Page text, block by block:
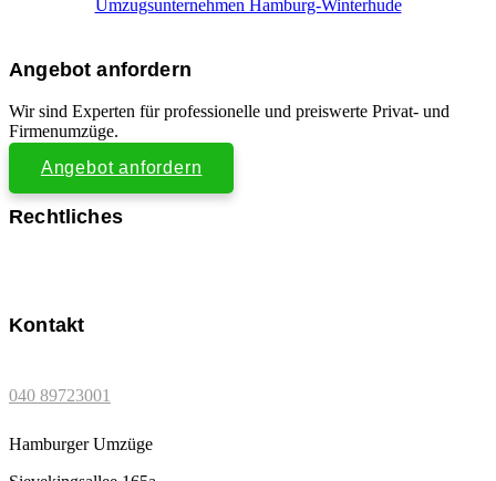
Umzugsunternehmen Hamburg-Winterhude
Angebot anfordern
Wir sind Experten für professionelle und preiswerte Privat- und
Firmenumzüge.
Angebot anfordern
Rechtliches
Kontakt
040 89723001
Hamburger Umzüge